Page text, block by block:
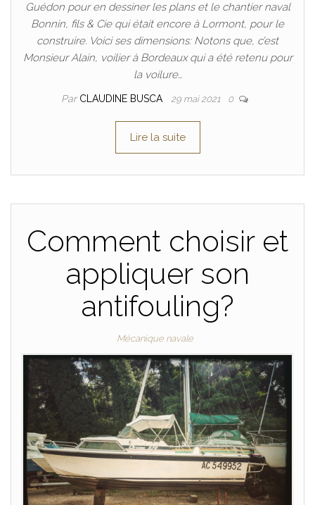
Guédon pour en dessiner les plans et le chantier naval
Bonnin, fils & Cie qui était encore à Lormont, pour le
construire. Voici ses dimensions: Notons que, c’est
Monsieur Alain, voilier à Bordeaux qui a été retenu pour
la voilure…
Par CLAUDINE BUSCA 29 mai 2021 0
Lire la suite
Comment choisir et
appliquer son
antifouling?
Mécanique navale